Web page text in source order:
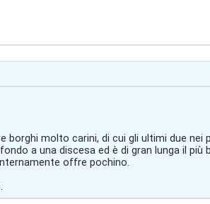
borghi molto carini, di cui gli ultimi due
a una discesa ed è di gran lunga il
offre pochino.